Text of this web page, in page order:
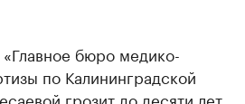
бюро медико-
по Калининградской
грозит до десяти лет